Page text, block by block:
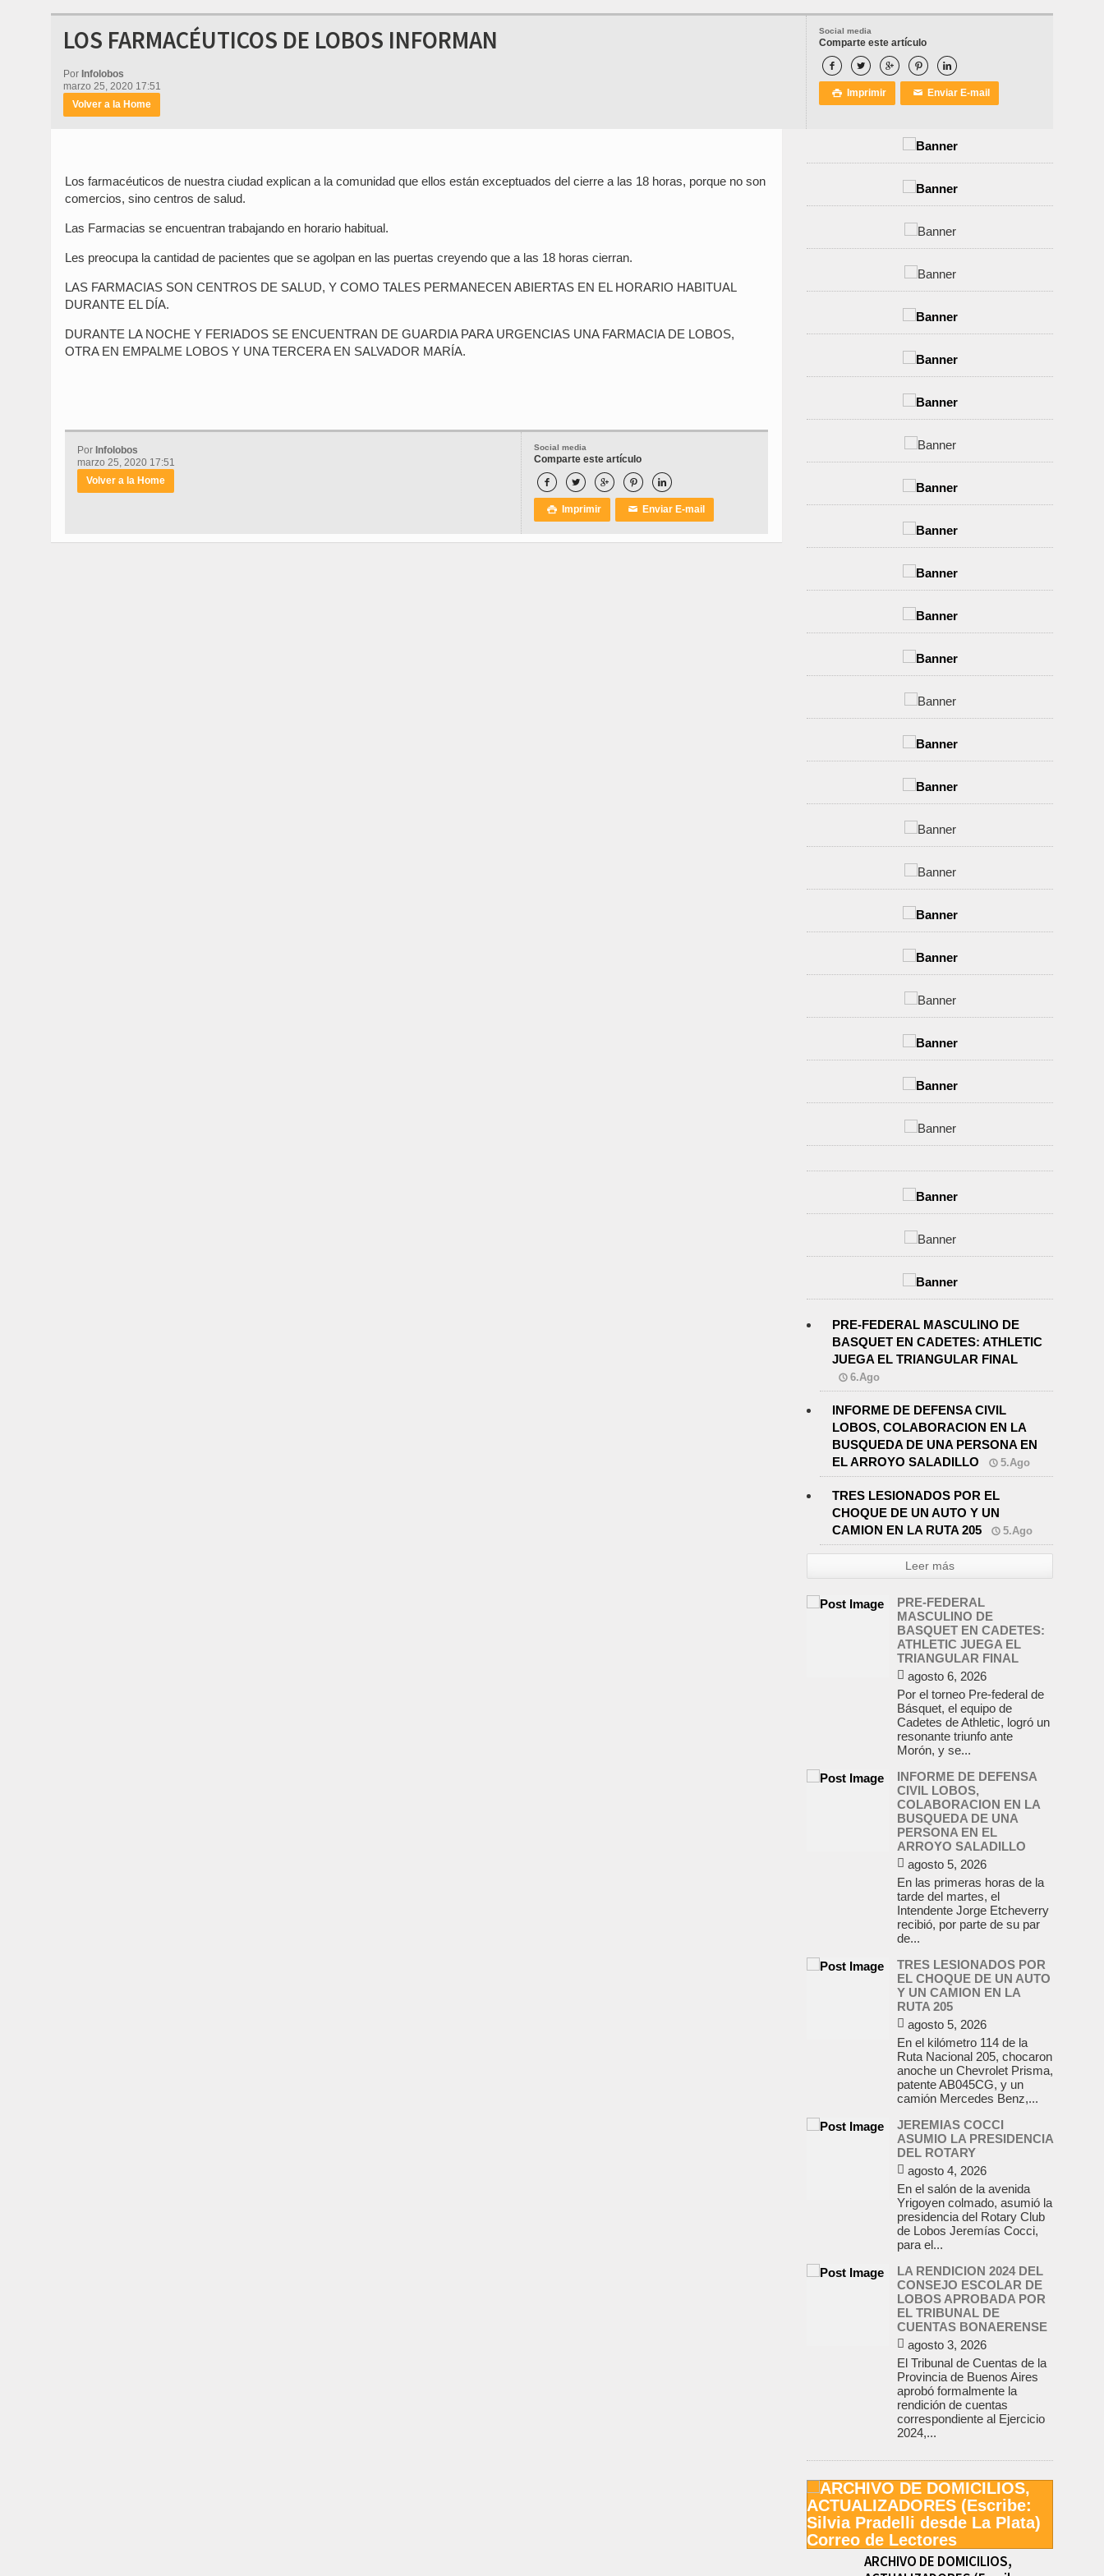
Social media
Comparte este artículo
    
 Imprimir ✉ Enviar E-mail
LOS FARMACÉUTICOS DE LOBOS INFORMAN
Por Infolobos
marzo 25, 2020 17:51
Volver a la Home
Los farmacéuticos de nuestra ciudad explican a la comunidad que ellos están exceptuados del cierre a las 18 horas, porque no son
comercios, sino centros de salud.
Las Farmacias se encuentran trabajando en horario habitual.
Les preocupa la cantidad de pacientes que se agolpan en las puertas creyendo que a las 18 horas cierran.
LAS FARMACIAS SON CENTROS DE SALUD, Y COMO TALES PERMANECEN ABIERTAS EN EL HORARIO HABITUAL
DURANTE EL DÍA.
DURANTE LA NOCHE Y FERIADOS SE ENCUENTRAN DE GUARDIA PARA URGENCIAS UNA FARMACIA DE LOBOS,
OTRA EN EMPALME LOBOS Y UNA TERCERA EN SALVADOR MARÍA.
Social media
Comparte este artículo
    
 Imprimir ✉ Enviar E-mail
Por Infolobos
marzo 25, 2020 17:51
Volver a la Home
PRE-FEDERAL MASCULINO DE
BASQUET EN CADETES: ATHLETIC
JUEGA EL TRIANGULAR FINAL
6.Ago
INFORME DE DEFENSA CIVIL
LOBOS, COLABORACION EN LA
BUSQUEDA DE UNA PERSONA EN
EL ARROYO SALADILLO
5.Ago
TRES LESIONADOS POR EL
CHOQUE DE UN AUTO Y UN
CAMION EN LA RUTA 205
5.Ago
Leer más
PRE-FEDERAL
MASCULINO DE
BASQUET EN CADETES:
ATHLETIC JUEGA EL
TRIANGULAR FINAL
agosto 6, 2026
Por el torneo Pre-federal de
Básquet, el equipo de
Cadetes de Athletic, logró un
resonante triunfo ante
Morón, y se...
INFORME DE DEFENSA
CIVIL LOBOS,
COLABORACION EN LA
BUSQUEDA DE UNA
PERSONA EN EL
ARROYO SALADILLO
agosto 5, 2026
En las primeras horas de la
tarde del martes, el
Intendente Jorge Etcheverry
recibió, por parte de su par
de...
TRES LESIONADOS POR
EL CHOQUE DE UN AUTO
Y UN CAMION EN LA
RUTA 205
agosto 5, 2026
En el kilómetro 114 de la
Ruta Nacional 205, chocaron
anoche un Chevrolet Prisma,
patente AB045CG, y un
camión Mercedes Benz,...
JEREMIAS COCCI
ASUMIO LA PRESIDENCIA
DEL ROTARY
agosto 4, 2026
En el salón de la avenida
Yrigoyen colmado, asumió la
presidencia del Rotary Club
de Lobos Jeremías Cocci,
para el...
LA RENDICION 2024 DEL
CONSEJO ESCOLAR DE
LOBOS APROBADA POR
EL TRIBUNAL DE
CUENTAS BONAERENSE
agosto 3, 2026
El Tribunal de Cuentas de la
Provincia de Buenos Aires
aprobó formalmente la
rendición de cuentas
correspondiente al Ejercicio
2024,...
ARCHIVO DE DOMICILIOS,